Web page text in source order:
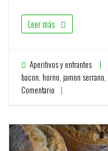
Leer más
Aperitivos y entrantes
bacon, horno, jamon serrano,
Comentario